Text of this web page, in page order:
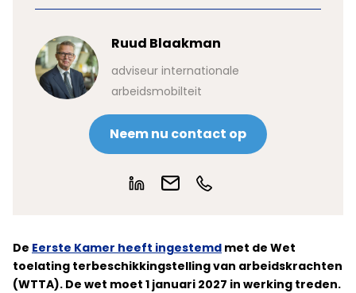
Ruud Blaakman
adviseur internationale
arbeidsmobilteit
Neem nu contact op
De Eerste Kamer heeft ingestemd met de Wet
toelating terbeschikkingstelling van arbeidskrachten
(WTTA). De wet moet 1 januari 2027 in werking treden.